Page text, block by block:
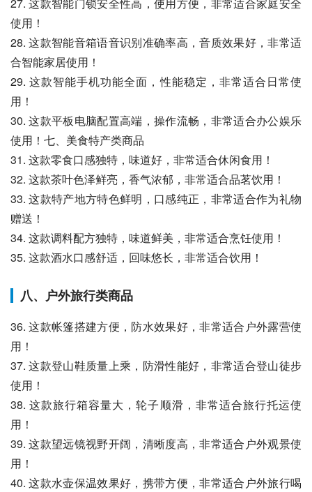
27. 这款智能门锁安全性高，使用方便，非常适合家庭安全
使用！
28. 这款智能音箱语音识别准确率高，音质效果好，非常适
合智能家居使用！
29. 这款智能手机功能全面，性能稳定，非常适合日常使
用！
30. 这款平板电脑配置高端，操作流畅，非常适合办公娱乐
使用！七、美食特产类商品
31. 这款零食口感独特，味道好，非常适合休闲食用！
32. 这款茶叶色泽鲜亮，香气浓郁，非常适合品茗饮用！
33. 这款特产地方特色鲜明，口感纯正，非常适合作为礼物
赠送！
34. 这款调料配方独特，味道鲜美，非常适合烹饪使用！
35. 这款酒水口感舒适，回味悠长，非常适合饮用！
八、户外旅行类商品
36. 这款帐篷搭建方便，防水效果好，非常适合户外露营使
用！
37. 这款登山鞋质量上乘，防滑性能好，非常适合登山徒步
使用！
38. 这款旅行箱容量大，轮子顺滑，非常适合旅行托运使
用！
39. 这款望远镜视野开阔，清晰度高，非常适合户外观景使
用！
40. 这款水壶保温效果好，携带方便，非常适合户外旅行喝